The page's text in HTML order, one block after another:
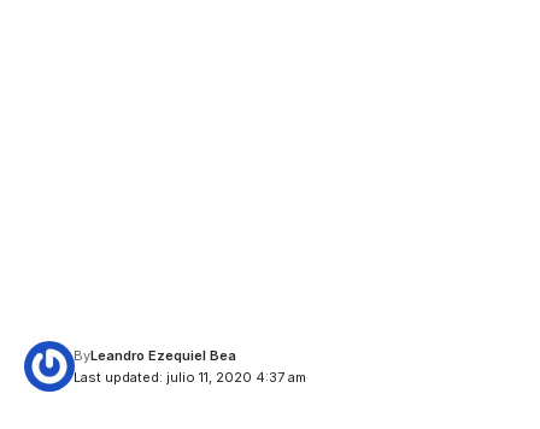
Last updated: julio 11, 2020 4:37 am
ByLeandro Ezequiel Bea